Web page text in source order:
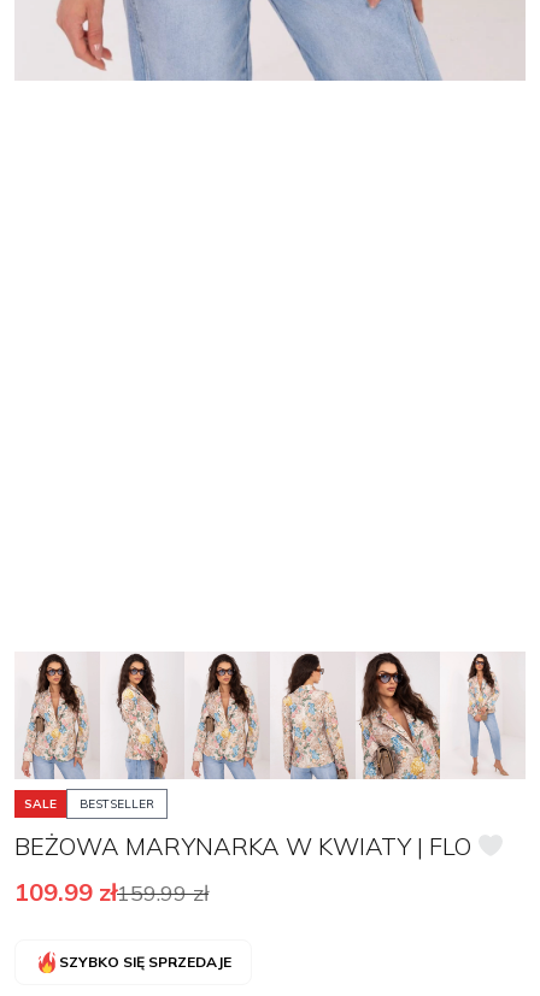
SALE BESTSELLER
BEŻOWA MARYNARKA W KWIATY | FLO
109.99 zł159.99zł
SZYBKO SIĘ SPRZEDAJE